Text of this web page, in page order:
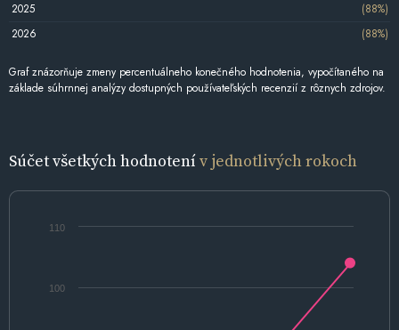
2025
(88%)
2026
(88%)
Graf znázorňuje zmeny percentuálneho konečného hodnotenia, vypočítaného na
základe súhrnnej analýzy dostupných používateľských recenzií z rôznych zdrojov.
Súčet všetkých hodnotenív jednotlivých rokoch
100
110